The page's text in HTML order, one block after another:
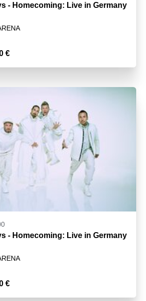
- Homecoming: Live in Germany
€
- Homecoming: Live in Germany
€